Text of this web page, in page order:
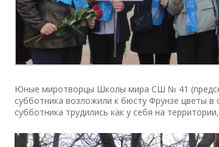
Юные миротворцы Школы мира СШ № 41
субботника возложили к бюсту Фрунзе цветы
субботника трудились как у себя на